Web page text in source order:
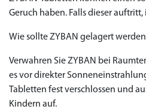
Geruch haben. Falls dieser
Wie sollte ZYBAN gelagert
Verwahren Sie ZYBAN bei
es vor direkter
Tabletten fest verschlossen und
Kindern auf.